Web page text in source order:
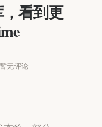
看到更
暂无评论